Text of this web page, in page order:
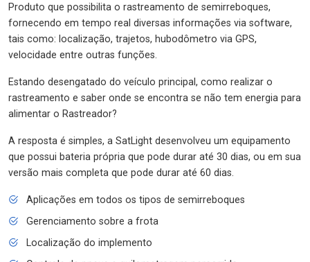
Produto que possibilita o rastreamento de semirreboques,
fornecendo em tempo real diversas informações via software,
tais como: localização, trajetos, hubodômetro via GPS,
velocidade entre outras funções.
Estando desengatado do veículo principal, como realizar o
rastreamento e saber onde se encontra se não tem energia para
alimentar o Rastreador?
A resposta é simples, a SatLight desenvolveu um equipamento
que possui bateria própria que pode durar até 30 dias, ou em sua
versão mais completa que pode durar até 60 dias.
Aplicações em todos os tipos de semirreboques
Gerenciamento sobre a frota
Localização do implemento